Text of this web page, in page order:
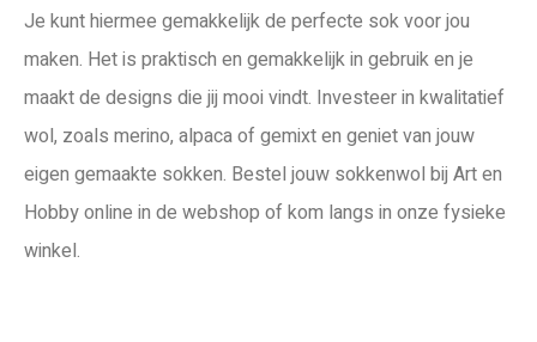
Je kunt hiermee gemakkelijk de perfecte sok voor jou
maken. Het is praktisch en gemakkelijk in gebruik en je
maakt de designs die jij mooi vindt. Investeer in kwalitatief
wol, zoals merino, alpaca of gemixt en geniet van jouw
eigen gemaakte sokken. Bestel jouw sokkenwol bij Art en
Hobby online in de webshop of kom langs in onze fysieke
winkel.